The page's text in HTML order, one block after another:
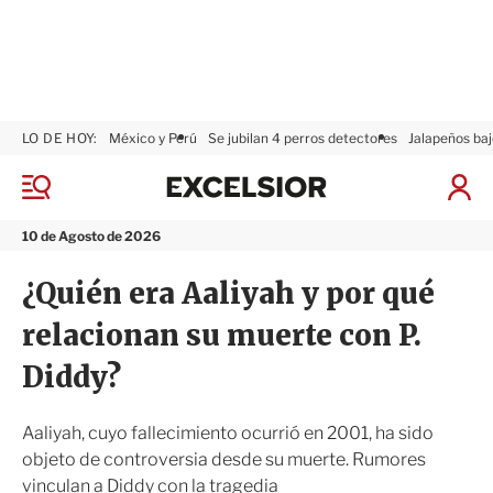
M
n
10 de Agosto de 2026
LO DE HOY: México y Perú Se jubilan 4 perros detectores Jalapeños
I
x
r
¿Quién era Aaliyah y por qué
relacionan su muerte con P.
Diddy?
Aaliyah, cuyo fallecimiento ocurrió en 2001, ha sido
objeto de controversia desde su muerte. Rumores
vinculan a Diddy con la tragedia